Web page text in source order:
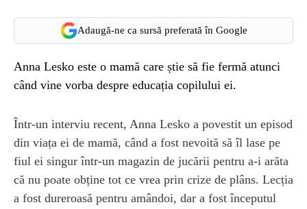
Adaugă-ne ca sursă preferată în Google
Anna Lesko este o mamă care știe să fie fermă atunci
când vine vorba despre educația copilului ei.
Într-un interviu recent, Anna Lesko a povestit un episod
din viața ei de mamă, când a fost nevoită să îl lase pe
fiul ei singur într-un magazin de jucării pentru a-i arăta
că nu poate obține tot ce vrea prin crize de plâns. Lecția
a fost dureroasă pentru amândoi, dar a fost începutul